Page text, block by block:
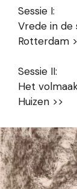
Sessie I:
Vrede in de
Rotterdam
Sessie II:
Het
Huizen >>